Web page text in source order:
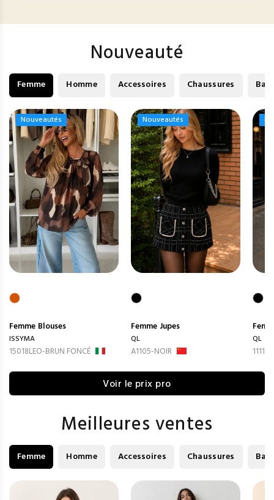
Nouveauté
Femme Homme Accessoires Chaussures
Nouveautés
Nouveautés
Femme Blouses
ISSYMA
15018LEO-BRUN FONCÉ
Nouveautés
Nouveautés
Femme Jupes
QL
A1105-NOIR
QL
1111-
Voir le prix pro
Meilleures ventes
Femme Homme Accessoires Chaussures